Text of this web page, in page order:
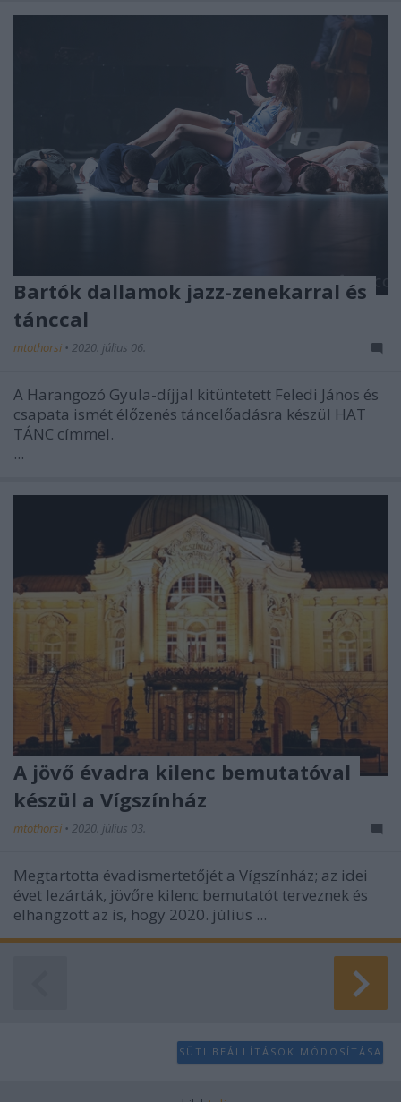
Bartók dallamok jazz-zenekarral és
tánccal
mtothorsi • 2020. július 06.
A Harangozó Gyula-díjjal kitüntetett Feledi János és
csapata ismét élőzenés táncelőadásra készül HAT
TÁNC címmel.
...
A jövő évadra kilenc bemutatóval
készül a Vígszínház
mtothorsi • 2020. július 03.
Megtartotta évadismertetőjét a Vígszínház; az idei
évet lezárták, jövőre kilenc bemutatót terveznek és
elhangzott az is, hogy 2020. július ...
SÜTI BEÁLLÍTÁSOK MÓDOSÍTÁSA